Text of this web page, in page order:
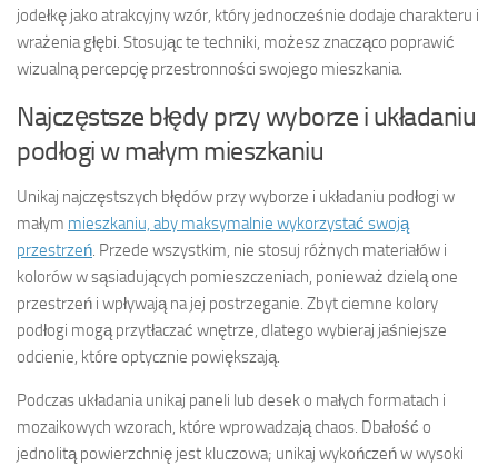
jodełkę jako atrakcyjny wzór, który jednocześnie dodaje charakteru i
wrażenia głębi. Stosując te techniki, możesz znacząco poprawić
wizualną percepcję przestronności swojego mieszkania.
Najczęstsze błędy przy wyborze i układaniu
podłogi w małym mieszkaniu
Unikaj najczęstszych błędów przy wyborze i układaniu podłogi w
małym mieszkaniu, aby maksymalnie wykorzystać swoją
przestrzeń. Przede wszystkim, nie stosuj różnych materiałów i
kolorów w sąsiadujących pomieszczeniach, ponieważ dzielą one
przestrzeń i wpływają na jej postrzeganie. Zbyt ciemne kolory
podłogi mogą przytłaczać wnętrze, dlatego wybieraj jaśniejsze
odcienie, które optycznie powiększają.
Podczas układania unikaj paneli lub desek o małych formatach i
mozaikowych wzorach, które wprowadzają chaos. Dbałość o
jednolitą powierzchnię jest kluczowa; unikaj wykończeń w wysoki